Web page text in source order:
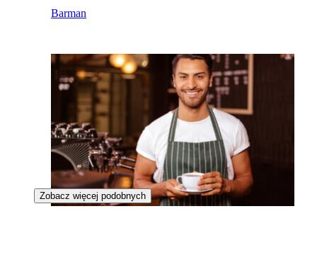
Barman
Zobacz więcej podobnych